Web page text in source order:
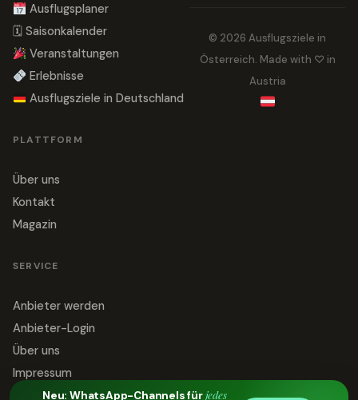
Ausflugsplaner
🗓 Saisonkalender
Veranstaltungen
Erlebnisse
Ausflugsziele in Deutschland
PLATTFORM
Über uns
Kontakt
Magazin
SERVICE
Anbieter werden
Anbieter-Login
Über uns
Impressum
Datenschutz
© 2026 Ausflugsziele in
Österreich. Made with ♡ in
Austria
Neu: WhatsApp-Channels fürjedes